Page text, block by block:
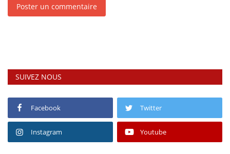
Poster un commentaire
SUIVEZ NOUS
Facebook Twitter
Instagram Youtube